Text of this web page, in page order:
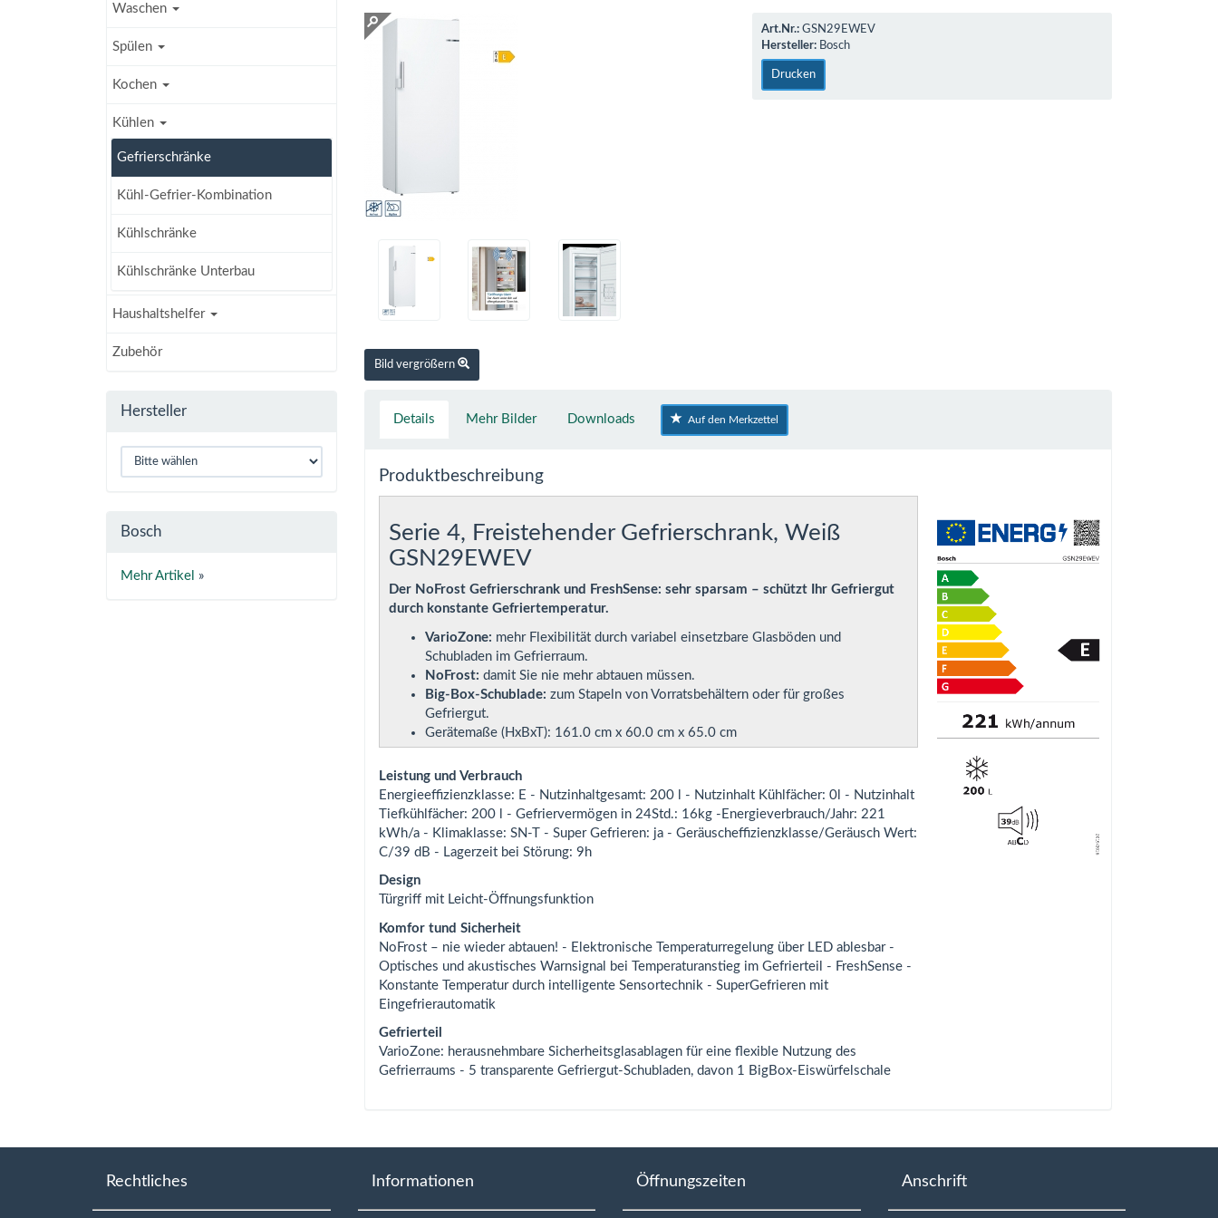
Waschen
Spülen
Kochen
Kühlen
Gefrierschränke
Kühl-Gefrier-Kombination
Kühlschränke
Kühlschränke Unterbau
Haushaltshelfer
Zubehör
Hersteller
Bosch
Mehr Artikel »
Bild vergrößern
Art.Nr.:GSN29EWEV
Hersteller: Bosch
Drucken
Details Mehr Bilder Downloads Auf den Merkzettel
Produktbeschreibung
Serie 4, Freistehender Gefrierschrank, Weiß
GSN29EWEV
Der NoFrost Gefrierschrank und FreshSense: sehr sparsam – schützt Ihr Gefriergut
durch konstante Gefriertemperatur.
VarioZone: mehr Flexibilität durch variabel einsetzbare Glasböden und
Schubladen im Gefrierraum.
NoFrost: damit Sie nie mehr abtauen müssen.
Big-Box-Schublade: zum Stapeln von Vorratsbehältern oder für großes
Gefriergut.
Gerätemaße (HxBxT): 161.0 cm x 60.0 cm x 65.0 cm
Leistung und Verbrauch
Energieeffizienzklasse: E - Nutzinhaltgesamt: 200 l - Nutzinhalt Kühlfächer: 0l - Nutzinhalt
Tiefkühlfächer: 200 l - Gefriervermögen in 24Std.: 16kg -Energieverbrauch/Jahr: 221
kWh/a - Klimaklasse: SN-T - Super Gefrieren: ja - Geräuscheffizienzklasse/Geräusch Wert:
C/39 dB - Lagerzeit bei Störung: 9h
Design
Türgriff mit Leicht-Öffnungsfunktion
Komfor tund Sicherheit
NoFrost – nie wieder abtauen! - Elektronische Temperaturregelung über LED ablesbar -
Optisches und akustisches Warnsignal bei Temperaturanstieg im Gefrierteil - FreshSense -
Konstante Temperatur durch intelligente Sensortechnik - SuperGefrieren mit
Eingefrierautomatik
Gefrierteil
VarioZone: herausnehmbare Sicherheitsglasablagen für eine flexible Nutzung des
Gefrierraums - 5 transparente Gefriergut-Schubladen, davon 1 BigBox-Eiswürfelschale
Rechtliches Informationen Öffnungszeiten Anschrift